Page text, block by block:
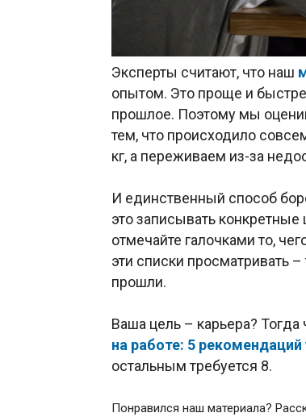
Эксперты считают, что наш
опытом. Это проще и
прошлое. Поэтому мы
тем, что происходило
кг, а переживаем из-за
И единственный способ
это записывать
отмечайте галочками то,
эти списки просматривать
прошли.
Ваша цель – карьера? Тогда
на работе: 5 рекомендаций
остальным требуется 8.
Понравился наш материала?